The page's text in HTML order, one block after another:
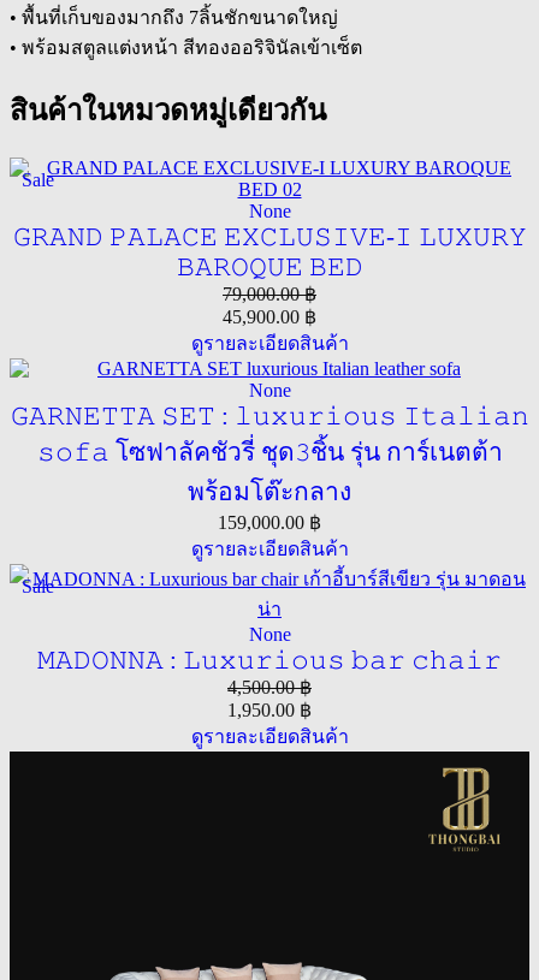
• พื้นที่เก็บของมากถึง 7ลิ้นชักขนาดใหญ่
• พร้อมสตูลแต่งหน้า สีทองออริจินัลเข้าเซ็ต
สินค้าในหมวดหมู่เดียวกัน
Sale
None
𝙶𝚁𝙰𝙽𝙳 𝙿𝙰𝙻𝙰𝙲𝙴 𝙴𝚇𝙲𝙻𝚄𝚂𝙸𝚅𝙴-𝙸 𝙻𝚄𝚇𝚄𝚁𝚈
𝙱𝙰𝚁𝙾𝚀𝚄𝙴 𝙱𝙴𝙳
79,000.00฿
45,900.00 ฿
ดูรายละเอียดสินค้า
None
𝙶𝙰𝚁𝙽𝙴𝚃𝚃𝙰 𝚂𝙴𝚃 : 𝚕𝚞𝚡𝚞𝚛𝚒𝚘𝚞𝚜 𝙸𝚝𝚊𝚕𝚒𝚊𝚗
𝚜𝚘𝚏𝚊 โซฟาลัคชัวรี่ ชุด𝟹ชิ้น รุ่น การ์เนตต้า
พร้อมโต๊ะกลาง
159,000.00 ฿
ดูรายละเอียดสินค้า
Sale
None
𝙼𝙰𝙳𝙾𝙽𝙽𝙰 : 𝙻𝚞𝚡𝚞𝚛𝚒𝚘𝚞𝚜 𝚋𝚊𝚛 𝚌𝚑𝚊𝚒𝚛
4,500.00฿
1,950.00 ฿
ดูรายละเอียดสินค้า